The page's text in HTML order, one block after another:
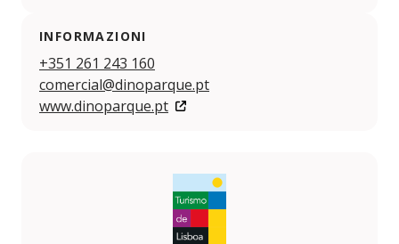
INFORMAZIONI
+351 261 243 160
comercial@dinoparque.pt
www.dinoparque.pt